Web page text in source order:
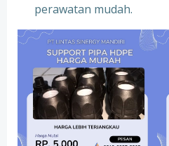
perawatan mudah.